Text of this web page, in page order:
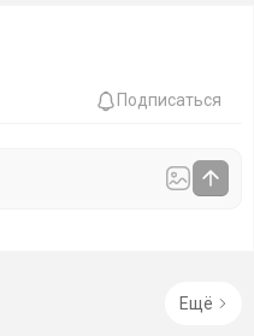
Подписаться
Ещё